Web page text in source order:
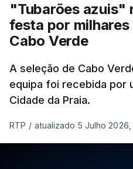
"Tubarões azuis"
festa por
Cabo Verde
A seleção de Cabo
equipa foi recebida por
Cidade da Praia.
RTP / atualizado 5 Julho 2026,